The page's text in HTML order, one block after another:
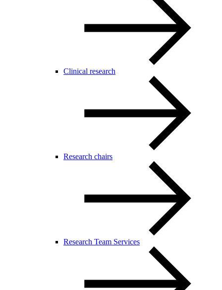
Clinical research
Research chairs
Research Team Services